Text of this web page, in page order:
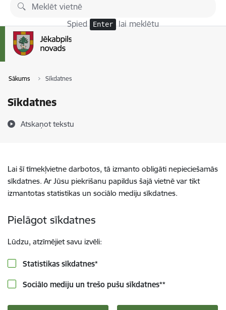
Pāriet uz lapas saturu
Spied Enter lai meklētu
Sākums Sīkdatnes
Sīkdatnes
Atskaņot tekstu
Lai šī tīmekļvietne darbotos, tā izmanto obligāti nepieciešamās
sīkdatnes. Ar Jūsu piekrišanu papildus šajā vietnē var tikt
izmantotas statistikas un sociālo mediju sīkdatnes.
Pielāgot sīkdatnes
Lūdzu, atzīmējiet savu izvēli:
Statistikas sīkdatnes*
Sociālo mediju un trešo pušu sīkdatnes**